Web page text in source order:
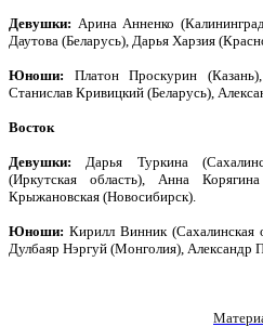
Девушки: Арина Анненко
Даутова (Беларусь), Дарья Харзия
Юноши: Платон Проскурин
Станислав Кривицкий (Беларусь),
Восток
Девушки: Дарья Туркина
(Иркутская область), Анна
Крыжановская (Новосибирск).
Юноши: Кирилл Винник (Сахалинская
Дулбаяр Нэргуй (Монголия), Александр